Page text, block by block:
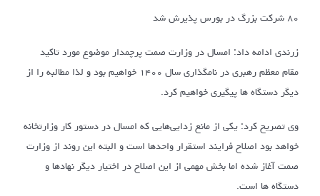
۸۰ شرکت بزرگ در بورس پذیرش شد
زرندی ادامه داد: امسال در وزارت صمت پرچمدار موضوع مورد تاکید
مقام معظم رهبری در نامگذاری سال ۱۴۰۰ خواهیم بود و لذا مطالبه را از
دیگر دستگاه ها پیگیری خواهیم کرد.
وی تصریح کرد: یکی از مانع زدایی‌هایی که امسال در دستور کار وزارتخانه
خواهد بود اصلاح فرایند استقرار واحدها است و البته این روند از وزارت
صمت آغاز شده اما بخش مهمی از این اصلاح در اختیار دیگر نهادها و
دستگاه ها است.